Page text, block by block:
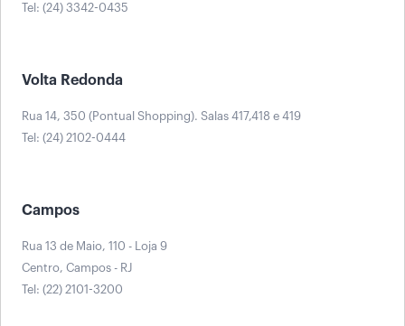
Tel: (24) 3342-0435
Volta Redonda
Rua 14, 350 (Pontual Shopping). Salas 417,418 e 419
Tel: (24) 2102-0444
Campos
Rua 13 de Maio, 110 - Loja 9
Centro, Campos - RJ
Tel: (22) 2101-3200